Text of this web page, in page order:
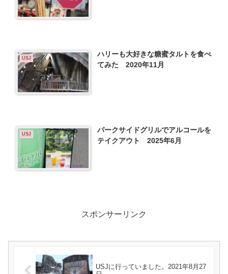
USJ
ハリーも大好きな糖蜜タルトを食べ
てみた 2020年11月
USJ
パークサイドグリルでアルコールを
テイクアウト 2025年6月
スポンサーリンク
USJに行っていました。2021年8月27